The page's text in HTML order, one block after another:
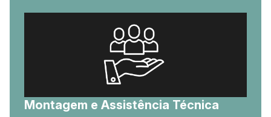
Montagem e Assistência Técnica